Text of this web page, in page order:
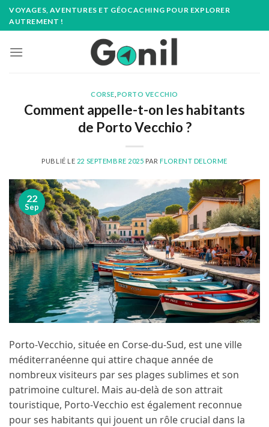
Passer
VOYAGES, AVENTURES ET GÉOCACHING POUR EXPLORER
AUTREMENT !
CORSE PORTO VECCHIO
Comment appelle-t-on les habitants
de Porto Vecchio ?
PUBLIÉ LE 22 SEPTEMBRE 2025 PARFLORENT DELORME
22
Sep
Porto-Vecchio, située en Corse-du-Sud, est une ville
méditerranéenne qui attire chaque année de
nombreux visiteurs par ses plages sublimes et son
patrimoine culturel. Mais au-delà de son attrait
touristique, Porto-Vecchio est également reconnue
pour ses habitants qui jouent un rôle crucial dans la